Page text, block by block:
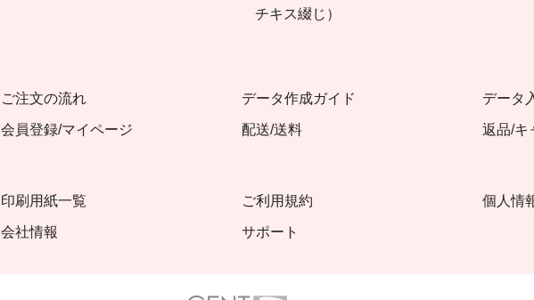
チキス綴じ）
ご注文の流れ データ作成ガイド データ
会員登録/マイページ 配送/送料 返品/キ
印刷用紙一覧 ご利用規約 個人情
会社情報 サポート